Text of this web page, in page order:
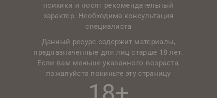
психики и носят рекомендательный
характер. Необходима консультация
специалиста
Данный ресурс содержит материалы,
предназначенные для лиц старше 18 лет.
Если вам меньше указанного возраста,
пожалуйста покиньте эту страницу